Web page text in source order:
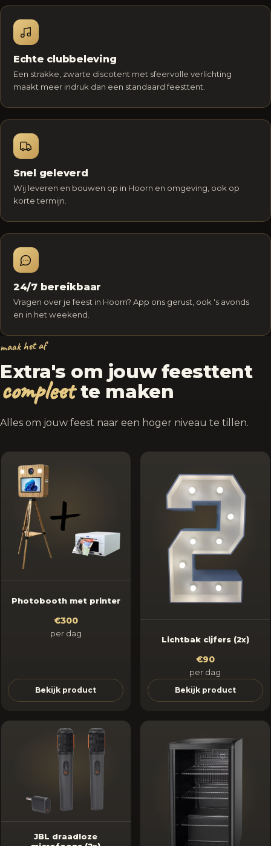
Echte clubbeleving
Een strakke, zwarte discotent met sfeervolle verlichting
maakt meer indruk dan een standaard feesttent.
Snel geleverd
Wij leveren en bouwen op in Hoorn en omgeving, ook op
korte termijn.
24/7 bereikbaar
Vragen over je feest in Hoorn? App ons gerust, ook 's avonds
en in het weekend.
maak het af
Extra's om jouw feesttent
compleette maken
Alles om jouw feest naar een hoger niveau te tillen.
Photobooth met printer
€300
per dag
Bekijk product
Lichtbak cijfers (2x)
€90
per dag
Bekijk product
JBL draadloze